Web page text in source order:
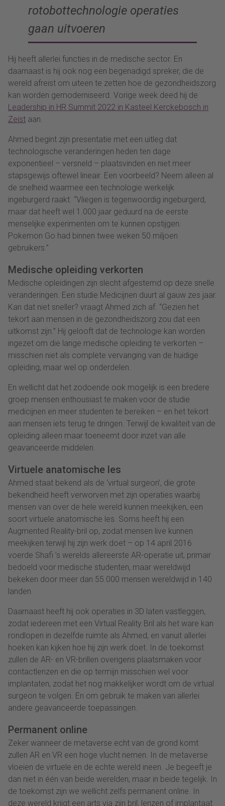
rotobottechnologie operaties
gaan uitvoeren
Hij heeft allerlei functies in de medische sector. En
daarnaast is hij ook nog een begenadigd spreker, die de
wereld afreist om uiteen te zetten hoe de gezondheidszorg
kan worden gemoderniseerd. Vorige week deed hij de
Leadership in HR Summit 2022 in Kasteel Kerckebosch in
Zeist aan.
Ahmed begint zijn presentatie met een uitleg dat
technologische veranderingen heden ten dage
exponentieel – versneld – plaatsvinden en niet meer
stapsgewijs oftewel lineair. Een voorbeeld? Neem alleen al
de snelheid waarmee een technologie werkelijk
ingeburgerd raakt. “Vliegen is tegenwoordig ingeburgerd,
maar dat heeft wel 1.000 jaar geduurd na de eerste
menselijke experimenten om te kunnen opstijgen.
Pokemon Go had binnen twee weken 50 miljoen
gebruikers.”
Medische opleiding verkorten
Medische opleidingen zijn slecht afgestemd op deze snelle
veranderingen. Een studie Medicijnen duurt al gauw zes jaar.
Kan dat niet sneller? vraagt Ahmed zich af. “Gezien het
tekort aan mensen in de gezondheidszorg zou dat een
uitkomst zijn.” Hij gelooft dat de technologie kan worden
ingezet om die lange medische opleiding te verkorten –
misschien niet als complete vervanging van de huidige
opleiding, maar wel op onderdelen.
En wellicht dat het zodoende ook mogelijk is een bredere
groep mensen enthousiast te maken voor de studie
medicijnen en meer studenten te bereiken – en het tekort
aan mensen iets terug te dringen. Terwijl de kwaliteit van de
opleiding alleen maar toeneemt door inzet van alle
geavanceerde middelen.
Virtuele anatomische les
Ahmed staat bekend als de ‘virtual surgeon’, die grote
bekendheid heeft verworven met zijn operaties waarbij
mensen van over de hele wereld kunnen meekijken, een
soort virtuele anatomische les. Soms heeft hij een
Augmented Reality-bril op, zodat mensen live kunnen
meekijken terwijl hij zijn werk doet – op 14 april 2016
voerde Shafi ’s werelds allereerste AR-operatie uit, primair
bedoeld voor medische studenten, maar wereldwijd
bekeken door meer dan 55.000 mensen wereldwijd in 140
landen.
Daarnaast heeft hij ook operaties in 3D laten vastleggen,
zodat iedereen met een Virtual Reality Bril als het ware kan
rondlopen in dezelfde ruimte als Ahmed, en vanuit allerlei
hoeken kan kijken hoe hij zijn werk doet. In de toekomst
zullen de AR- en VR-brillen overigens plaatsmaken voor
contactlenzen en die op termijn misschien wel voor
implantaten, zodat het nog makkelijker wordt om de virtual
surgeon te volgen. En om gebruik te maken van allerlei
andere geavanceerde toepassingen.
Permanent online
Zeker wanneer de metaverse echt van de grond komt
zullen AR en VR een hoge vlucht nemen. In de metaverse
vloeien de virtuele en de echte wereld ineen. Je begeeft je
dan niet in één van beide werelden, maar in beide tegelijk. In
de toekomst zijn we wellicht zelfs permanent online. In
deze wereld krijgt een arts via zijn bril, lenzen of implantaat